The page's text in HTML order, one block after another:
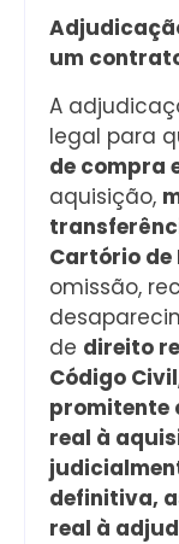
um
A
legal para
de compra
aquisição,
Cartório de
omissão,
de direito
Código Civil
promitente
real à
definitiva,
real à